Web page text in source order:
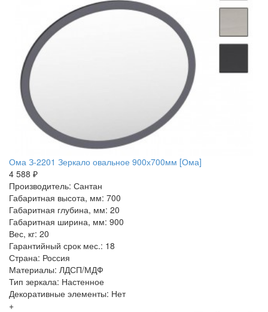
Ома З-2201 Зеркало овальное 900х700мм [Ома]
4 588 ₽
Производитель: Сантан
Габаритная высота, мм: 700
Габаритная глубина, мм: 20
Габаритная ширина, мм: 900
Вес, кг: 20
Гарантийный срок мес.: 18
Страна: Россия
Материалы: ЛДСП/МДФ
Тип зеркала: Настенное
Декоративные элементы: Нет
+